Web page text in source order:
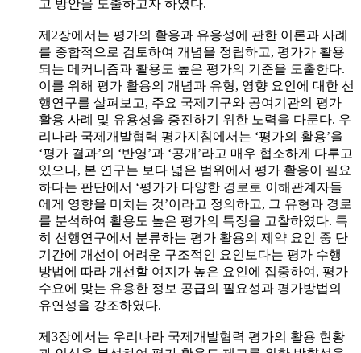
고 방안을 도출하고자 하였다.
제2장에서는 평가의 활용과 유용성에 관한 이론과 사례
를 종합적으로 검토하여 개념을 정립하고, 평가가 활용
되는 메커니즘과 활용도 높은 평가의 기준을 도출한다.
이를 위해 평가 활용의 개념과 유형, 영향 요인에 대한 선
행연구를 살펴보고, 주요 국제기구와 공여기관의 평가
활용 사례 및 유용성을 증진하기 위한 노력을 다룬다. 우
리나라 국제개발협력 평가지침에서는 ‘평가의 활용’을
‘평가 결과’의 ‘반영’과 ‘공개’라고 매우 협소하게 다루고
있으나, 본 연구는 보다 넓은 범위에서 평가 활용이 필요
하다는 판단에서 ‘평가가 다양한 경로로 이해관계자들
에게 영향을 미치는 것’이라고 정의하고, 그 유형과 경로
를 분석하여 활용도 높은 평가의 특징을 고찰하였다. 특
히 선행연구에서 분류하는 평가 활용의 제약 요인 중 단
기간에 개선이 어려운 구조적인 요인보다는 평가 수행
방법에 따라 개선할 여지가 높은 요인에 집중하여, 평가
수요에 맞는 유용한 정보 공급의 필요성과 평가방법의
유연성을 강조하였다.
제3장에서는 우리나라 국제개발협력 평가의 활용 현황